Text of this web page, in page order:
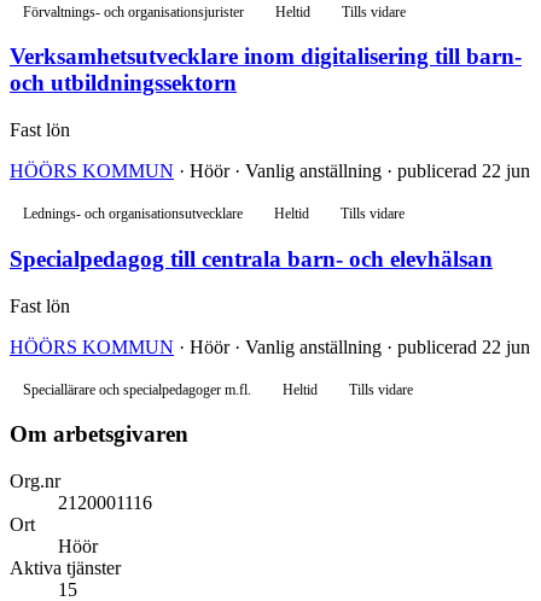
Förvaltnings- och organisationsjurister Heltid Tills vidare
Verksamhetsutvecklare inom digitalisering till barn-
och utbildningssektorn
Fast lön
HÖÖRS KOMMUN · Höör · Vanlig anställning · publicerad 22 jun
Lednings- och organisationsutvecklare Heltid Tills vidare
Specialpedagog till centrala barn- och elevhälsan
Fast lön
HÖÖRS KOMMUN · Höör · Vanlig anställning · publicerad 22 jun
Speciallärare och specialpedagoger m.fl. Heltid Tills vidare
Om arbetsgivaren
Org.nr
2120001116
Ort
Höör
Aktiva tjänster
15